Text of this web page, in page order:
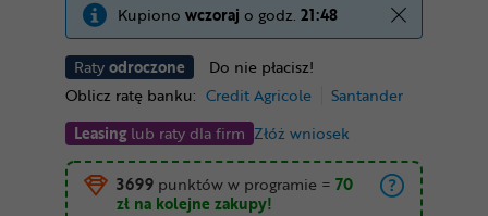
Ratyodroczone
Do nie płacisz!
Oblicz ratę banku: Credit Agricole
Santander
Leasinglub raty dla firm Złóż wniosek
Kupiono wczoraj o godz. 21:48
3699 punktów w programie = 70
zł na kolejne zakupy!